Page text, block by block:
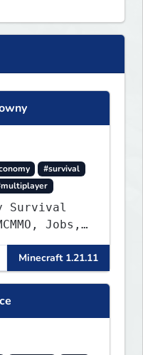
#survival
Survival
Jobs,
and
focus on a
balanced
Minecraft 1.21.11